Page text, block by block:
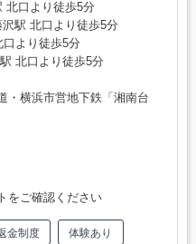
北口より徒歩5分
駅 北口より徒歩5分
より徒歩5分
北口より徒歩5分
・横浜市営地下鉄「湘南台
をご確認ください
金制度 体験あり